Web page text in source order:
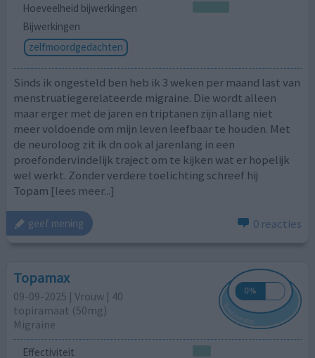
Hoeveelheid bijwerkingen
Bijwerkingen
zelfmoordgedachten
Sinds ik ongesteld ben heb ik 3 weken per maand last van
menstruatiegerelateerde migraine. Die wordt alleen
maar erger met de jaren en triptanen zijn allang niet
meer voldoende om mijn leven leefbaar te houden. Met
de neuroloog zit ik dn ook al jarenlang in een
proefondervindelijk traject om te kijken wat er hopelijk
wel werkt. Zonder verdere toelichting schreef hij
Topam [lees meer...]
geef mening 0 reacties
Topamax
09-09-2025 | Vrouw | 40
topiramaat (50mg)
Migraine
Effectiviteit